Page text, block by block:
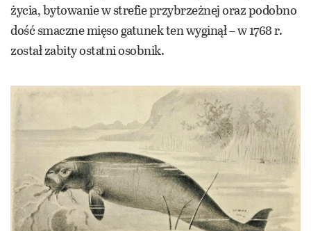
życia, bytowanie w strefie przybrzeżnej oraz podobno
dość smaczne mięso gatunek ten wyginął – w 1768 r.
został zabity ostatni osobnik.